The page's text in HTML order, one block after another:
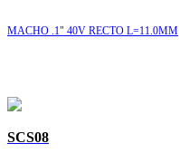
MACHO .1" 40V RECTO L=11.0MM
SCS08